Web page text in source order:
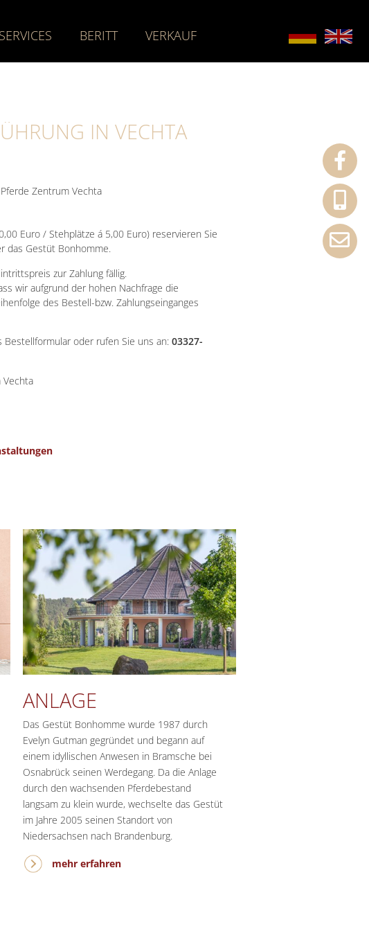
BERITT VERKAUF
IN VECHTA
Zentrum Vechta
Euro / Stehplätze á 5,00 Euro) reservieren Sie
das Gestüt Bonhomme.
zur Zahlung fällig.
wir aufgrund der hohen Nachfrage die
des Bestell-bzw. Zahlungseinganges
oder rufen Sie uns an: 03327-
Vechta
ANLAGE
Das Gestüt Bonhomme wurde 1987 durch
Evelyn Gutman gegründet und begann auf
einem idyllischen Anwesen in Bramsche bei
Osnabrück seinen Werdegang. Da die Anlage
durch den wachsenden Pferdebestand
langsam zu klein wurde, wechselte das Gestüt
im Jahre 2005 seinen Standort von
Niedersachsen nach Brandenburg.
mehr erfahren